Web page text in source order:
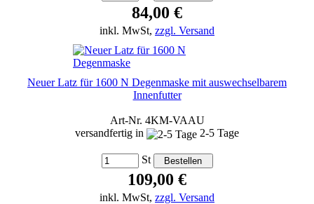
84,00 €
inkl. MwSt, zzgl. Versand
Neuer Latz für 1600 N Degenmaske mit auswechselbarem
Innenfutter
Art-Nr. 4KM-VAAU
versandfertig in
2-5 Tage
St
109,00 €
inkl. MwSt, zzgl. Versand